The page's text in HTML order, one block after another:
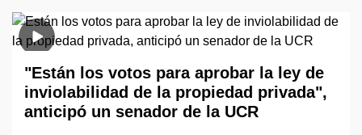
"Están los votos para aprobar la ley de
inviolabilidad de la propiedad privada",
anticipó un senador de la UCR